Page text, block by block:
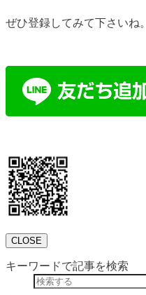
ぜひ登録してみて下さいね。
CLOSE
キーワードで記事を検索